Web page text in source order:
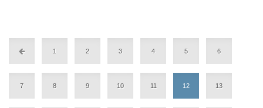
1 2 3 4 5 6
7 8 9 10 11 12 13